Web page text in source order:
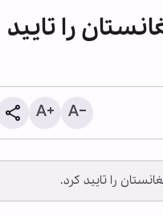
را تاييد
را تاييد كرد.
| او که عاشورا را
اربعین را زودتر از ما رسید